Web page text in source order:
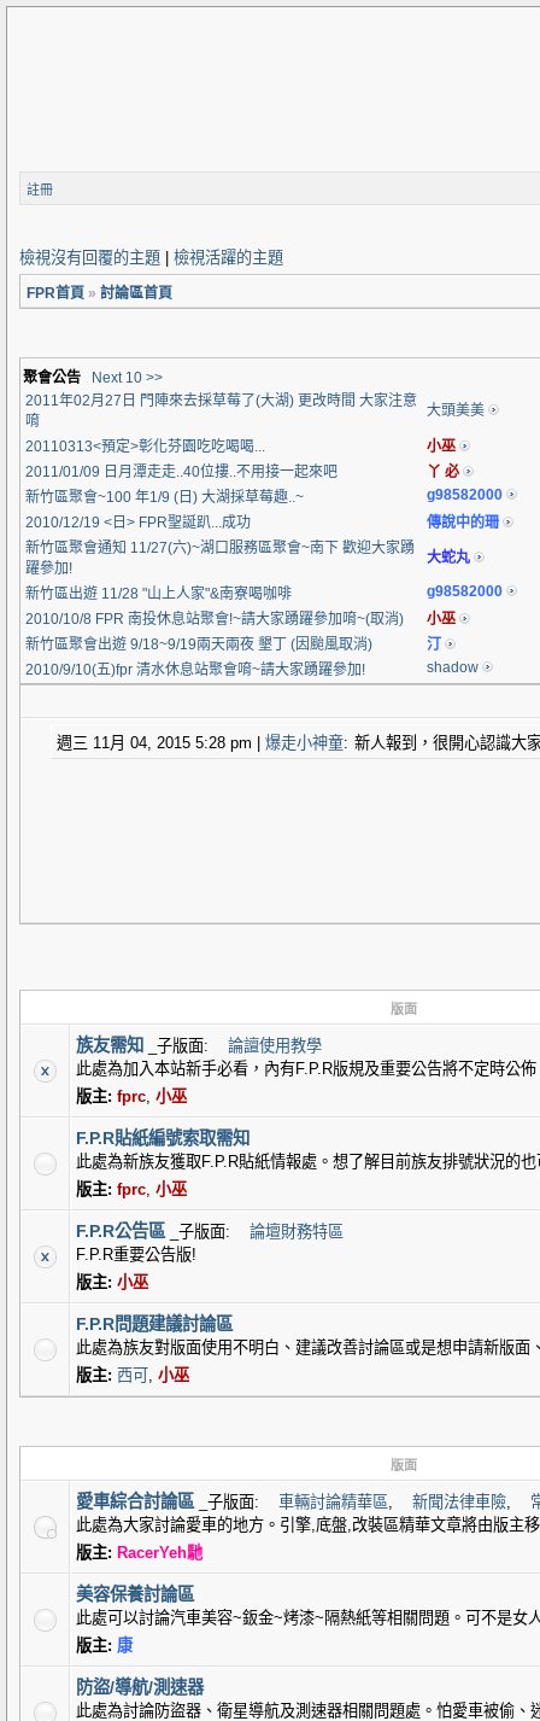
註冊
檢視沒有回覆的主題 檢視活躍的主題
FPR首頁 » 討論區首頁
聚會公告
Next 10 >>
2011年02月27日 門陣來去採草莓了(大湖) 更改時間 大家注意
唷
大頭美美
20110313<預定>彰化芬園吃吃喝喝...
小巫
2011/01/09 日月潭走走..40位摟..不用接一起來吧
丫 必
新竹區聚會~100 年1/9 (日) 大湖採草莓趣..~
g98582000
2010/12/19 <日> FPR聖誕趴...成功
傳說中的珊
新竹區聚會通知 11/27(六)~湖口服務區聚會~南下 歡迎大家踴
躍參加!
大蛇丸
新竹區出遊 11/28 "山上人家"&南寮喝咖啡
g98582000
2010/10/8 FPR 南投休息站聚會!~請大家踴躍參加唷~(取消)
小巫
新竹區聚會出遊 9/18~9/19兩天兩夜 墾丁 (因颱風取消)
汀
2010/9/10(五)fpr 清水休息站聚會唷~請大家踴躍參加!
shadow
週三 11月 04, 2015 5:28 pm 爆走小神童: 新人報到，很開心認識大
版面
族友需知 _子版面:
論譠使用教學
此處為加入本站新手必看，內有F.P.R版規及重要公告將不定時公
版主: fprc, 小巫
F.P.R貼紙編號索取需知
此處為新族友獲取F.P.R貼紙情報處。想了解目前族友排號狀況的
版主: fprc, 小巫
F.P.R公告區 _子版面:
論壇財務特區
F.P.R重要公告版!
版主: 小巫
F.P.R問題建議討論區
此處為族友對版面使用不明白、建議改善討論區或是想申請新版面
版主: 西可 , 小巫
版面
愛車綜合討論區 _子版面: 車輛討論精華區, 新聞法律車險,
此處為大家討論愛車的地方。引擎,底盤,改裝區精華文章將由版主
版主: RacerYeh馳
美容保養討論區
此處可以討論汽車美容~鈑金~烤漆~隔熱紙等相關問題。可不是女
版主: 康
防盜/導航/測速器
此處為討論防盜器、衛星導航及測速器相關問題處。怕愛車被偷、